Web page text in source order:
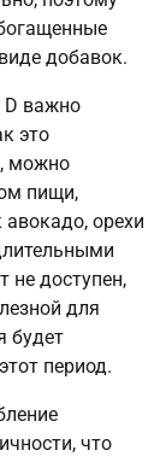
добавок.
D важно
это
можно
пищи,
орехи
не доступен,
для
будет
период.
что